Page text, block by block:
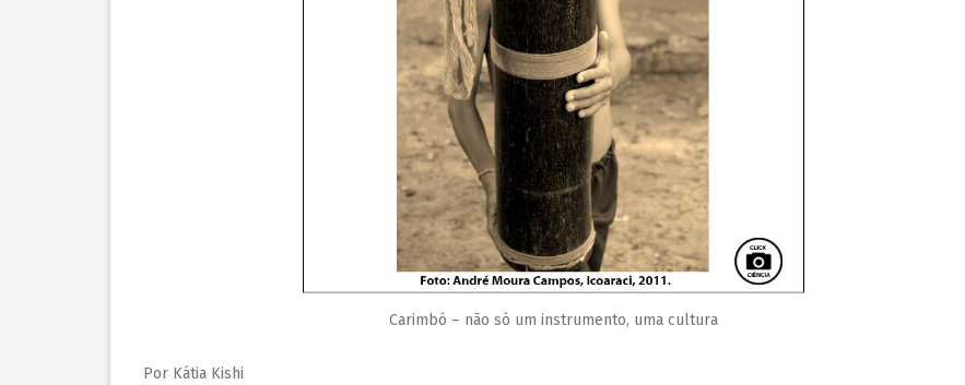
Carimbó – não só um instrumento, uma cultura
Por Kátia Kishi